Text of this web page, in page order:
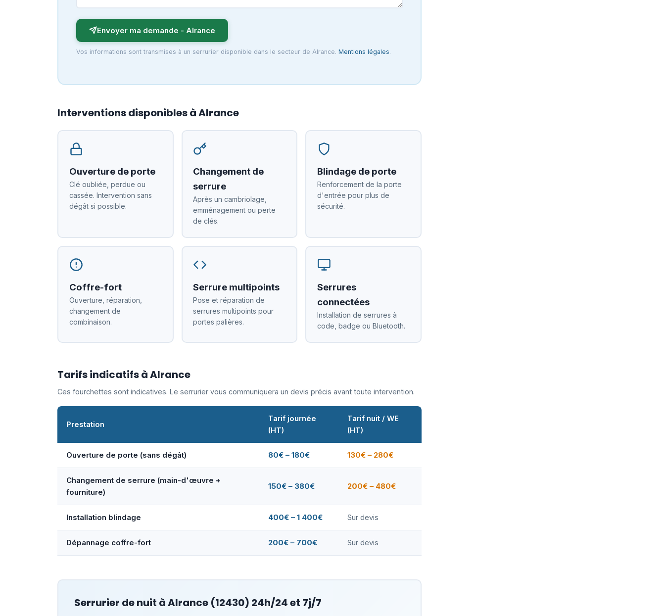
Envoyer ma demande - Alrance
Vos informations sont transmises à un serrurier disponible dans le secteur de Alrance. Mentions légales.
Interventions disponibles à Alrance
Ouverture de porte
Clé oubliée, perdue ou
cassée. Intervention sans
dégât si possible.
Changement de
serrure
Après un cambriolage,
emménagement ou perte
de clés.
Blindage de porte
Renforcement de la porte
d'entrée pour plus de
sécurité.
Coffre-fort
Ouverture, réparation,
changement de
combinaison.
Serrure multipoints
Pose et réparation de
serrures multipoints pour
portes palières.
Serrures
connectées
Installation de serrures à
code, badge ou Bluetooth.
Tarifs indicatifs à Alrance
Ces fourchettes sont indicatives. Le serrurier vous communiquera un devis précis avant toute intervention.
Prestation
Tarif journée
(HT)
Tarif nuit / WE
(HT)
Ouverture de porte (sans dégât) 80€ – 180€ 130€ – 280€
Changement de serrure (main-d'œuvre +
fourniture)
150€ – 380€ 200€ – 480€
Installation blindage 400€ – 1 400€ Sur devis
Dépannage coffre-fort 200€ – 700€ Sur devis
Serrurier de nuit àAlrance(12430) 24h/24 et 7j/7